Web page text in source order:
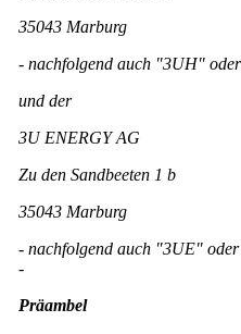
35043 Marburg
- nachfolgend auch "3UH"
und der
3U ENERGY AG
Zu den Sandbeeten 1 b
35043 Marburg
- nachfolgend auch "3UE"
-
Präambel